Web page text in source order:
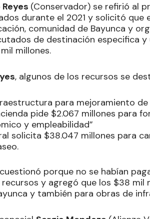
(Conservador) se refirió al
durante el 2021 y solicitó que
comunidad de Bayunca y
de destinación especifica
millones.
, algunos de los recursos se
para mejoramiento de
pide $2.067 millones para
y empleabilidad”
solicita $38.047 millones para
porque no se habían
y agregó que los $38 mil
y también para obras de